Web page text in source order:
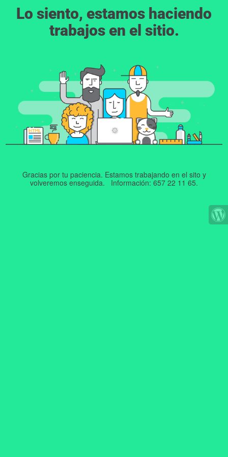
Lo siento, estamos haciendo
trabajos en el sitio.
Gracias por tu paciencia. Estamos trabajando en el sito y
volveremos enseguida. Información: 657 22 11 65.